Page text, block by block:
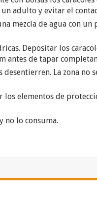
adulto y evitar el
mezcla de agua con un
Depositar los
antes de tapar
La zona no
los elementos de
no lo consuma.